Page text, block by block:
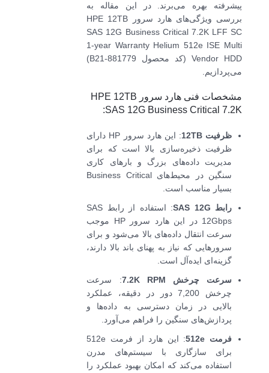
پیشرفته بهره می‌برند. در این مقاله به
بررسی ویژگی‌های هارد سرور HPE 12TB
SAS 12G Business Critical 7.2K LFF SC
1-year Warranty Helium 512e ISE Multi
Vendor HDD (کد محصول 881779-B21)
می‌پردازیم.
مشخصات فنی هارد سرور HPE 12TB
SAS 12G Business Critical 7.2K:
ظرفیت 12TB
: این هارد سرور HP دارای
ظرفیت ذخیره‌سازی بالا است که برای
مدیریت داده‌های بزرگ و بارهای کاری
سنگین در محیط‌های Business Critical
بسیار مناسب است.
رابط SAS 12G
: استفاده از رابط SAS
12Gbps در این هارد سرور HP موجب
سرعت انتقال داده‌های بالا می‌شود و برای
سرورهایی که نیاز به پهنای باند بالا دارند،
گزینه‌ای ایده‌آل است.
سرعت چرخش 7.2K RPM
: سرعت
چرخش 7,200 دور در دقیقه، عملکرد
بالایی در زمان دسترسی به داده‌ها و
پردازش‌های سنگین را فراهم می‌آورد.
فرمت 512e
: این هارد از فرمت 512e
برای سازگاری با سیستم‌های مدرن
استفاده می‌کند که امکان بهبود عملکرد را